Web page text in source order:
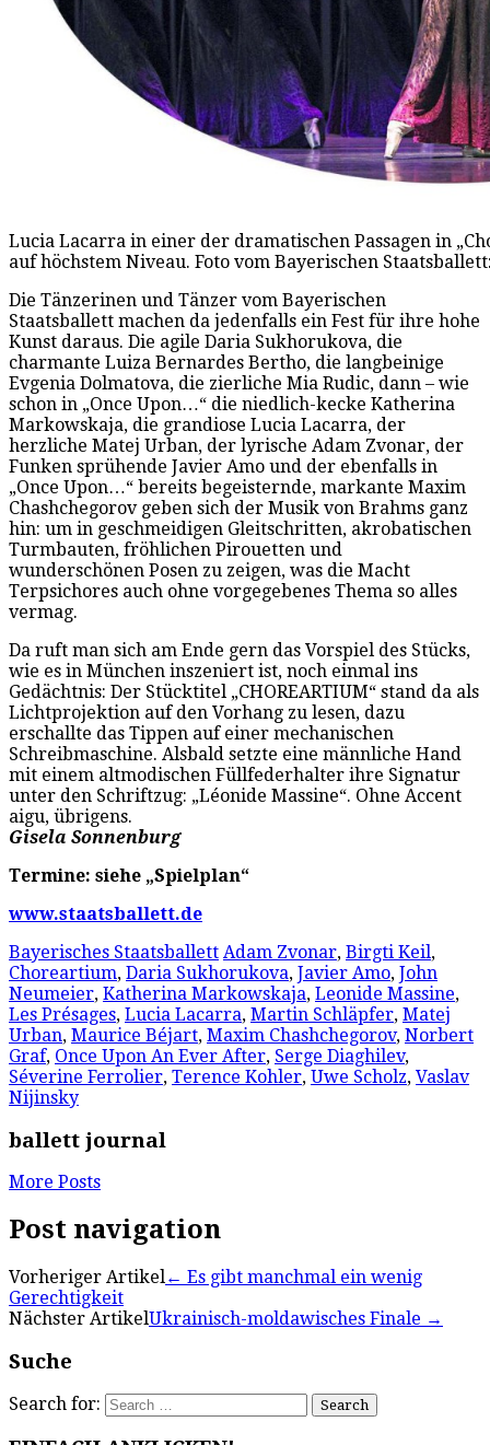
Lucia Lacarra in einer der dramatischen Passagen in
auf höchstem Niveau. Foto vom Bayerischen
Die Tänzerinen und Tänzer vom Bayerischen
Staatsballett machen da jedenfalls ein Fest für ihre hohe
Kunst daraus. Die agile Daria Sukhorukova, die
charmante Luiza Bernardes Bertho, die langbeinige
Evgenia Dolmatova, die zierliche Mia Rudic, dann – wie
schon in „Once Upon…“ die niedlich-kecke Katherina
Markowskaja, die grandiose Lucia Lacarra, der
herzliche Matej Urban, der lyrische Adam Zvonar, der
Funken sprühende Javier Amo und der ebenfalls in
„Once Upon…“ bereits begeisternde, markante Maxim
Chashchegorov geben sich der Musik von Brahms ganz
hin: um in geschmeidigen Gleitschritten, akrobatischen
Turmbauten, fröhlichen Pirouetten und
wunderschönen Posen zu zeigen, was die Macht
Terpsichores auch ohne vorgegebenes Thema so alles
vermag.
Da ruft man sich am Ende gern das Vorspiel des Stücks,
wie es in München inszeniert ist, noch einmal ins
Gedächtnis: Der Stücktitel „CHOREARTIUM“ stand da als
Lichtprojektion auf den Vorhang zu lesen, dazu
erschallte das Tippen auf einer mechanischen
Schreibmaschine. Alsbald setzte eine männliche Hand
mit einem altmodischen Füllfederhalter ihre Signatur
unter den Schriftzug: „Léonide Massine“. Ohne Accent
aigu, übrigens.
Gisela Sonnenburg
Termine: siehe „Spielplan“
www.staatsballett.de
Bayerisches Staatsballett Adam Zvonar, Birgti Keil,
Choreartium, Daria Sukhorukova, Javier Amo, John
Neumeier, Katherina Markowskaja, Leonide Massine,
Les Présages, Lucia Lacarra, Martin Schläpfer, Matej
Urban, Maurice Béjart, Maxim Chashchegorov, Norbert
Graf, Once Upon An Ever After, Serge Diaghilev,
Séverine Ferrolier, Terence Kohler, Uwe Scholz, Vaslav
Nijinsky
ballett journal
More Posts
Post navigation
Vorheriger Artikel← Es gibt manchmal ein wenig
Gerechtigkeit
Nächster ArtikelUkrainisch-moldawisches Finale →
Suche
Search for: